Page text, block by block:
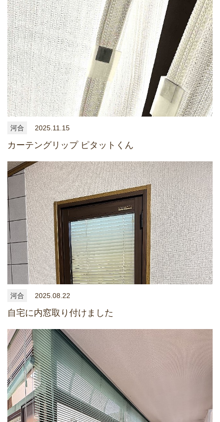
河合 2025.11.15
カーテングリップ ピタットくん
河合 2025.08.22
自宅に内窓取り付けました